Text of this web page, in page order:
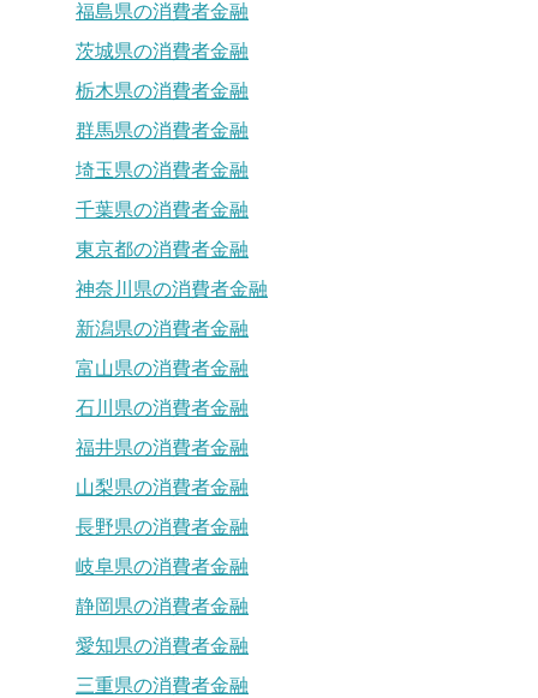
福島県の消費者金融
茨城県の消費者金融
栃木県の消費者金融
群馬県の消費者金融
埼玉県の消費者金融
千葉県の消費者金融
東京都の消費者金融
神奈川県の消費者金融
新潟県の消費者金融
富山県の消費者金融
石川県の消費者金融
福井県の消費者金融
山梨県の消費者金融
長野県の消費者金融
岐阜県の消費者金融
静岡県の消費者金融
愛知県の消費者金融
三重県の消費者金融